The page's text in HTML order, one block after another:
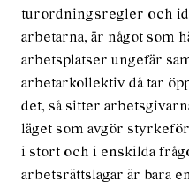
turordningsregler och
arbetarna, är något som
arbetsplatser ungefär
arbetarkollektiv då tar
det, så sitter
läget som avgör
i stort och i enskilda
arbetsrättslagar är bara